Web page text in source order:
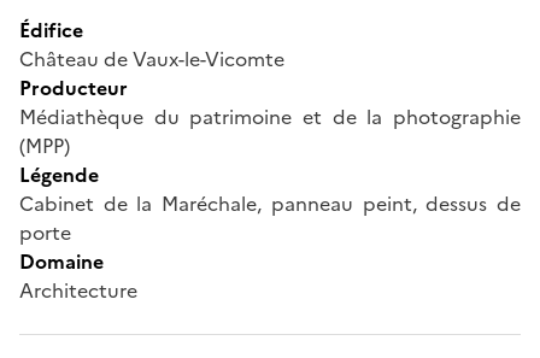
Édifice
Château de Vaux-le-Vicomte
Producteur
Médiathèque du patrimoine et de la photographie
(MPP)
Légende
Cabinet de la Maréchale, panneau peint, dessus de
porte
Domaine
Architecture